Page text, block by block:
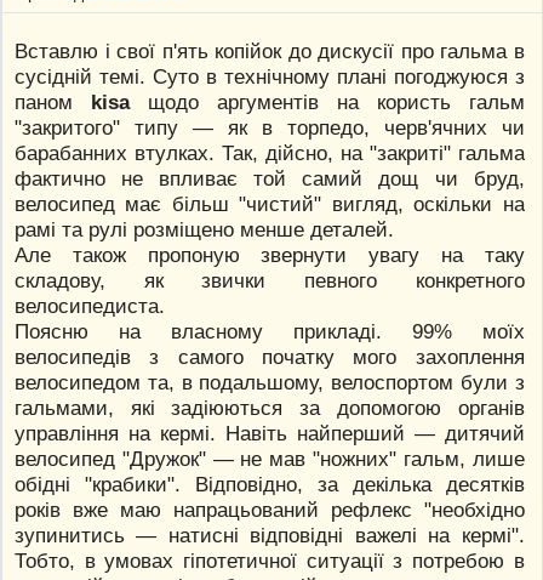
Вставлю і свої п'ять копійок до дискусії про гальма в
сусідній темі. Суто в технічному плані погоджуюся з
паном kisaщодо аргументів на користь гальм
"закритого" типу — як в торпедо, черв'ячних чи
барабанних втулках. Так, дійсно, на "закриті" гальма
фактично не впливає той самий дощ чи бруд,
велосипед має більш "чистий" вигляд, оскільки на
рамі та рулі розміщено менше деталей.
Але також пропоную звернути увагу на таку
складову, як звички певного конкретного
велосипедиста.
Поясню на власному прикладі. 99% моїх
велосипедів з самого початку мого захоплення
велосипедом та, в подальшому, велоспортом були з
гальмами, які задіюються за допомогою органів
управління на кермі. Навіть найперший — дитячий
велосипед "Дружок" — не мав "ножних" гальм, лише
обідні "крабики". Відповідно, за декілька десятків
років вже маю напрацьований рефлекс "необхідно
зупинитись — натисні відповідні важелі на кермі".
Тобто, в умовах гіпотетичної ситуації з потребою в